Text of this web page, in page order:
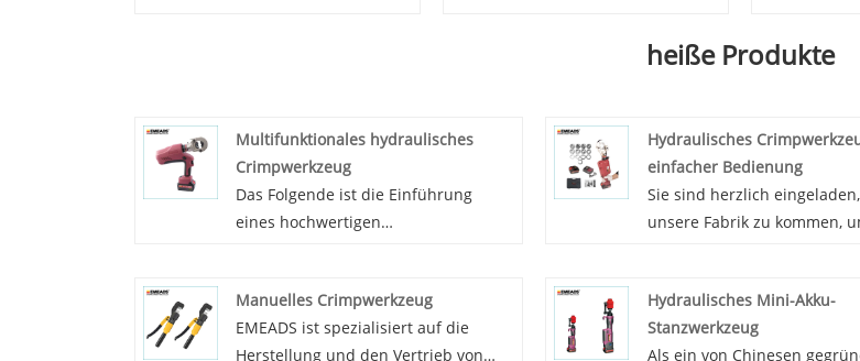
heiße Produkte
Multifunktionales hydraulisches
Crimpwerkzeug
Das Folgende ist die Einführung
eines hochwertigen
Ihnen dabei zu helfen, das
multifunktionale hydraulische
Hydraulisches
einfacher Bedienung
Sie sind herzlich
unsere Fabrik zu kommen,
Crimpwerkzeuge zu kaufen.
professioneller Hersteller von
Manuelles Crimpwerkzeug
EMEADS ist spezialisiert auf die
Herstellung und den Vertrieb von
Hydraulisches Mini-Akku-
Stanzwerkzeug
Als ein von Chinesen